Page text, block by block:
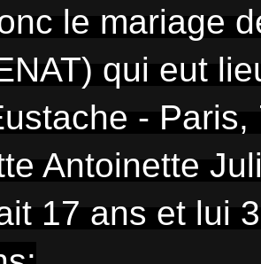
le mariage
qui eut
- Paris,
Antoinette
17 ans et lui